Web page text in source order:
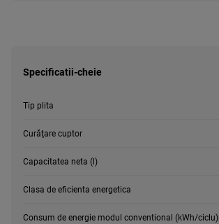
Specificatii-cheie
Tip plita
Curăţare cuptor
Capacitatea neta (l)
Clasa de eficienta energetica
Consum de energie modul conventional (kWh/ciclu)